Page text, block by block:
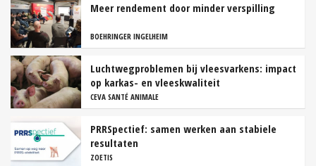
Meer rendement door minder verspilling
BOEHRINGER INGELHEIM
Luchtwegproblemen bij vleesvarkens: impact
op karkas- en vleeskwaliteit
CEVA SANTÉ ANIMALE
PRRSpectief: samen werken aan stabiele
resultaten
ZOETIS